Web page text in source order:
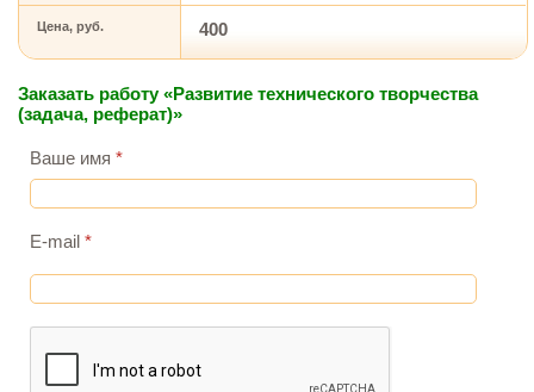
Цена, руб. 400
Заказать работу «Развитие технического творчества
(задача, реферат)»
Ваше имя *
E-mail *